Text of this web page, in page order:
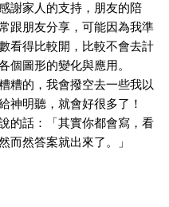
謝家人的支持，朋友的陪
跟朋友分享，可能因為我準
看得比較開，比較不會去計
個圖形的變化與應用。
糟的，我會撥空去一些我以
神明聽，就會好很多了！
的話：「其實你都會寫，看
而然答案就出來了。」